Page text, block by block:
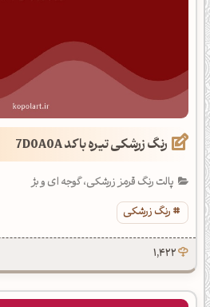
رنگ زرشکی تیره با کد 7D0A0A
پالت رنگ قرمز زرشکی، گوجه ای و بژ
رنگ زرشکی
1,422